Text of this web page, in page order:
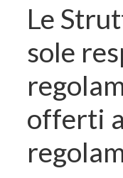
Le
sole
offerti